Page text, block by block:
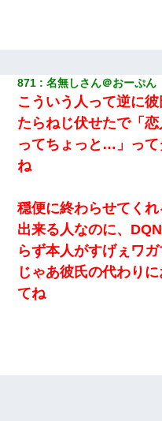
871 名無しさん＠おーぷん
こういう人って逆に
たらねじ伏せたで「
ってちょっと…」って
ね
穏便に終わらせてく
出来る人なのに、
らず本人がすげぇワ
じゃあ彼氏の代わり
てね